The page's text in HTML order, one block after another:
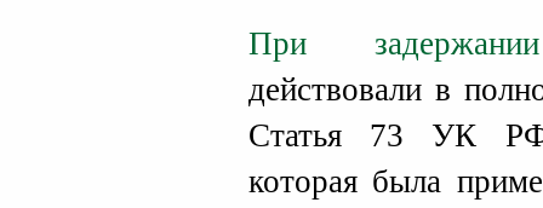
При
действовали в
Статья 73 УК РФ
которая была